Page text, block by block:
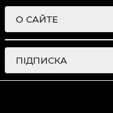
О САЙТЕ
ПІДПИСКА